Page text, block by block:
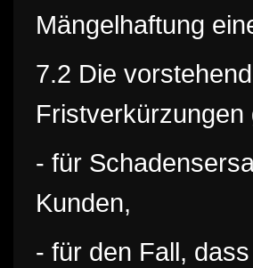
Mängelhaftung
7.2 Die
Fristverkürzungen
- für
Kunden,
- für den Fall,